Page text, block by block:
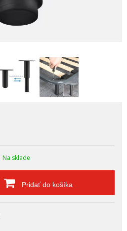
Na sklade
Pridať do košíka